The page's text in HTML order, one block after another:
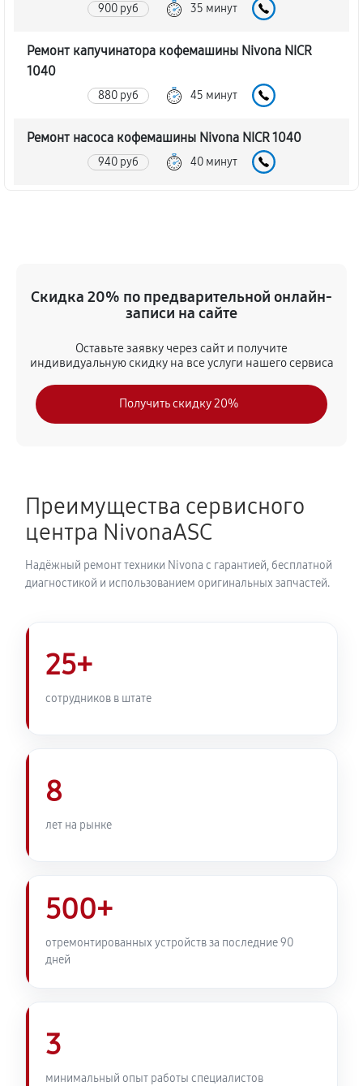
900 руб 35 минут
Ремонт капучинатора кофемашины Nivona NICR
1040
880 руб 45 минут
Ремонт насоса кофемашины Nivona NICR 1040
940 руб 40 минут
770 руб 30 минут
660 руб 50 минут
Замена ТЭНа кофемашины Nivona NICR 1040
880 руб 40 минут
990 руб 55 минут
Ремонт кофемолки кофемашины Nivona NICR 1040
900 руб 50 минут
Комплексная профилактика
Скидка 20% по предварительной онлайн-
записи на сайте
Оставьте заявку через сайт и получите
индивидуальную скидку на все услуги нашего сервиса
Получить скидку 20%
Преимущества сервисного
центра NivonaASC
Надёжный ремонт техники Nivona с гарантией, бесплатной
диагностикой и использованием оригинальных запчастей.
25+
сотрудников в штате
8
лет на рынке
500+
отремонтированных устройств за последние 90
дней
3
минимальный опыт работы специалистов